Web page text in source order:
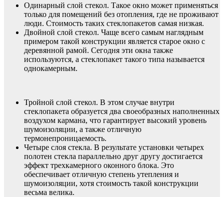
Одинарный слой стекол. Такое окно может применяться
только для помещений без отопления, где не проживают
люди. Стоимость таких стеклопакетов самая низкая.
Двойной слой стекол. Чаще всего самым наглядным
примером такой конструкции является старое окно с
деревянной рамой. Сегодня эти окна также
используются, а стеклопакет такого типа называется
однокамерным.
Тройной слой стекол. В этом случае внутри
стеклопакета образуется два своеобразных наполненных
воздухом кармана, что гарантирует высокий уровень
шумоизоляции, а также отличную
термонепроницаемость.
Четыре слоя стекла. В результате установки четырех
полотен стекла параллельно друг другу достигается
эффект трехкамерного оконного блока. Это
обеспечивает отличную степень утепления и
шумоизоляции, хотя стоимость такой конструкции
весьма велика.